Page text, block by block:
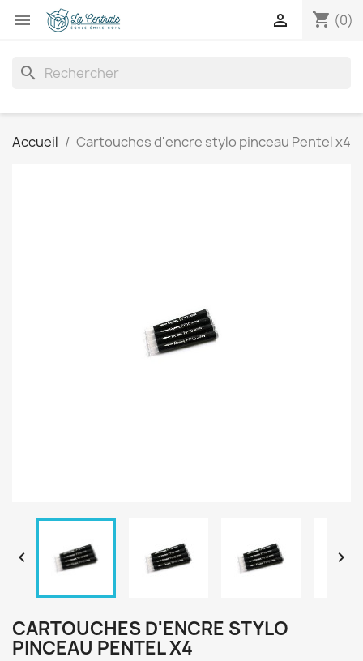
 shopping_cart (0)

search
Accueil Cartouches d'encre stylo pinceau Pentel x4
 
CARTOUCHES D'ENCRE STYLO
PINCEAU PENTEL X4